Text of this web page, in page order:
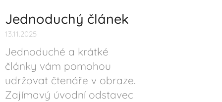
Jednoduchý článek
13.11.2025
Jednoduché a krátké
články vám pomohou
udržovat čtenáře v obraze.
Zajímavý úvodní odstavec